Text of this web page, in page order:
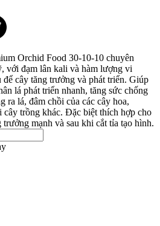
Orchid Food 30-10-10 chuyên
với đạm lân kali và hàm lượng vi
cây tăng trưởng và phát triển. Giúp
lá phát triển nhanh, tăng sức chống
ra lá, đâm chồi của các cây hoa,
cây trồng khác. Đặc biệt thích hợp cho
trưởng mạnh và sau khi cắt tỉa tạo hình.